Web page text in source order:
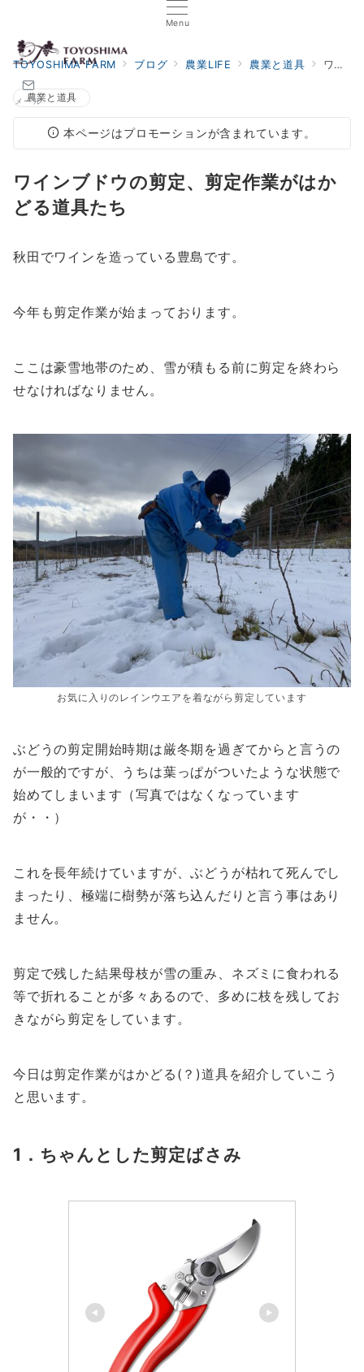
Menu
メール
TOYOSHIMA FARM ブログ 農業LIFE 農業と道具 ワインブドウの剪定、剪定作業がはかどる道具たち
農業と道具
本ページはプロモーションが含まれています。
ワインブドウの剪定、剪定作業がはか
どる道具たち
秋田でワインを造っている豊島です。
今年も剪定作業が始まっております。
ここは豪雪地帯のため、雪が積もる前に剪定を終わら
せなければなりません。
お気に入りのレインウエアを着ながら剪定しています
ぶどうの剪定開始時期は厳冬期を過ぎてからと言うの
が一般的ですが、うちは葉っぱがついたような状態で
始めてしまいます（写真ではなくなっています
が・・）
これを長年続けていますが、ぶどうが枯れて死んでし
まったり、極端に樹勢が落ち込んだりと言う事はあり
ません。
剪定で残した結果母枝が雪の重み、ネズミに食われる
等で折れることが多々あるので、多めに枝を残してお
きながら剪定をしています。
今日は剪定作業がはかどる(？)道具を紹介していこう
と思います。
1．ちゃんとした剪定ばさみ